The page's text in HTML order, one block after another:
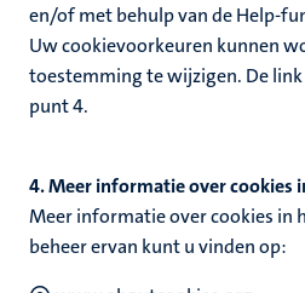
en/of met behulp van de Help-
Uw cookievoorkeuren kunnen
toestemming te wijzigen. De
punt 4.
4. Meer informatie over cookies
Meer informatie over cookies in
beheer ervan kunt u vinden op: